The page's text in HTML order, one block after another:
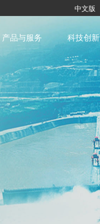
中文版
产品与服务 科技创新